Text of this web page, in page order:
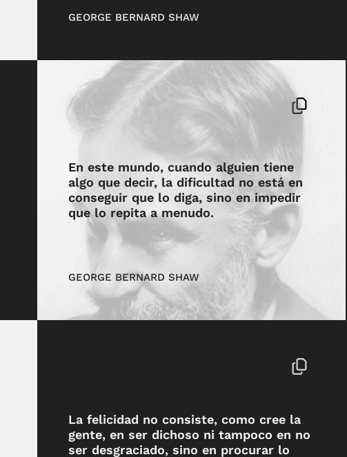
GEORGE BERNARD SHAW
En este mundo, cuando alguien tiene
algo que decir, la dificultad no está en
conseguir que lo diga, sino en impedir
que lo repita a menudo.
GEORGE BERNARD SHAW
La felicidad no consiste, como cree la
gente, en ser dichoso ni tampoco en no
ser desgraciado, sino en procurar lo